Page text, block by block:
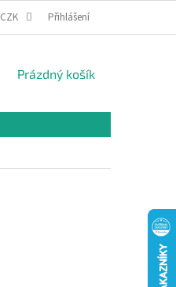
CZK Přihlášení
NÁKUPNÍ
Prázdný košík